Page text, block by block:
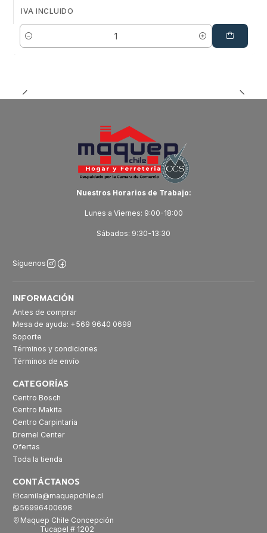
IVA INCLUIDO
Cantidad
Nuestros Horarios de Trabajo:
Lunes a Viernes: 9:00-18:00
Sábados: 9:30-13:30
Síguenos
INFORMACIÓN
Antes de comprar
Mesa de ayuda: +569 9640 0698
Soporte
Términos y condiciones
Términos de envío
CATEGORÍAS
Centro Bosch
Centro Makita
Centro Carpintaria
Dremel Center
Ofertas
Toda la tienda
CONTÁCTANOS
camila@maquepchile.cl
56996400698
Maquep Chile Concepción
Tucapel # 1202